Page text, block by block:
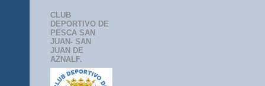
CLUB
DEPORTIVO DE
PESCA SAN
JUAN- SAN
JUAN DE
AZNALF.